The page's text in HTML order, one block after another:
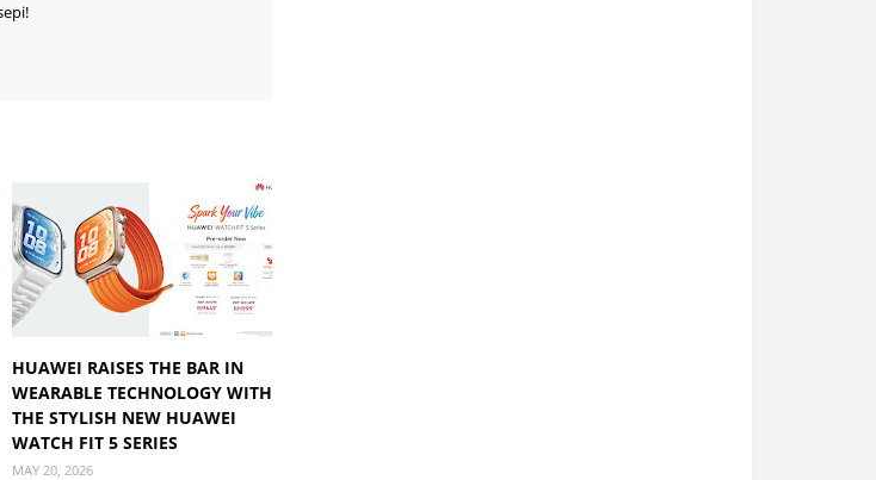
HUAWEI RAISES THE BAR IN
WEARABLE TECHNOLOGY WITH
THE STYLISH NEW HUAWEI
WATCH FIT 5 SERIES
MAY 20, 2026